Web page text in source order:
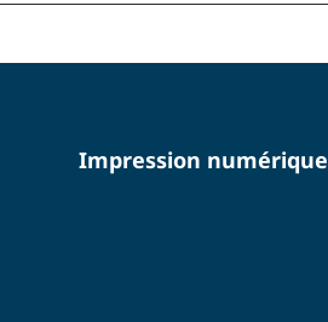
Impression numérique